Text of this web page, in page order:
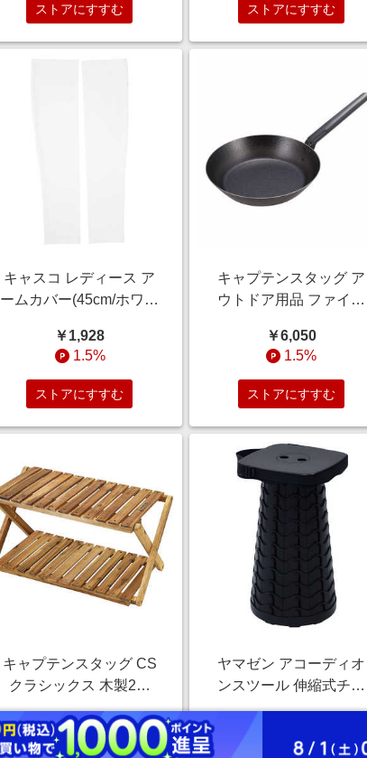
ストアにすすむ ストアにすすむ
キャスコ レディース ア
ームカバー(45cm/ホワイ
不可】 KAG2025L
￥1,928
1.5%
ストアにすすむ
キャプテンスタッグ ア
ウトドア用品 ファイバ
ング26cm UG-1574
￥6,050
1.5%
ストアにすすむ
キャプテンスタッグ CS
クラシックス 木製2段
MOVEラック(600) UP-
2582
￥4,720
1.5%
ヤマゼン アコーディオ
ンスツール 伸縮式チェ
ア YAMAZEN ［スツー
ル / 1人向け / 単品］ ブ
ラック ACCO-S25
1.5%